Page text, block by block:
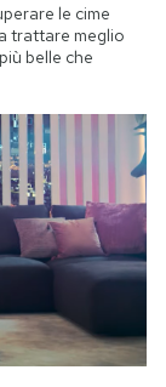
le cime
trattare meglio
belle che